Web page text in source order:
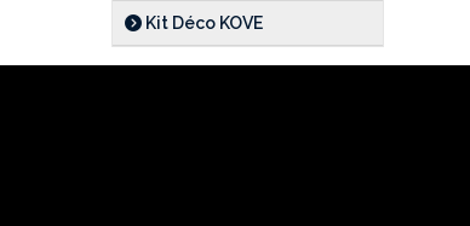
Kit Déco KOVE